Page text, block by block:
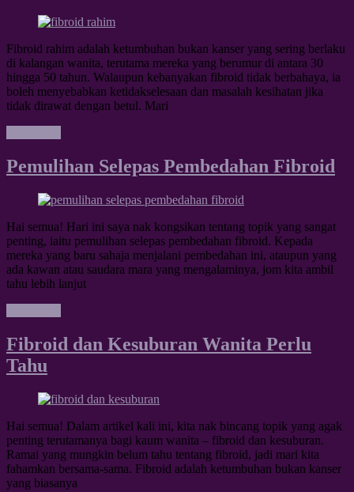
Fibroid rahim adalah ketumbuhan bukan kanser yang sering berlaku
di kalangan wanita, terutama mereka yang berumur di antara 30
hingga 50 tahun. Walaupun kebanyakan fibroid tidak berbahaya, ia
boleh menyebabkan ketidakselesaan dan masalah kesihatan jika
tidak dirawat dengan betul. Mari
Pemulihan Selepas Pembedahan Fibroid
Hai semua! Hari ini saya nak kongsikan tentang topik yang sangat
penting, iaitu pemulihan selepas pembedahan fibroid. Kepada
mereka yang baru sahaja menjalani pembedahan ini, ataupun yang
ada kawan atau saudara mara yang mengalaminya, jom kita ambil
tahu lebih lanjut
Fibroid dan Kesuburan Wanita Perlu
Tahu
Hai semua! Dalam artikel kali ini, kita nak bincang topik yang agak
penting terutamanya bagi kaum wanita – fibroid dan kesuburan.
Ramai yang mungkin belum tahu tentang fibroid, jadi mari kita
fahamkan bersama-sama. Fibroid adalah ketumbuhan bukan kanser
yang biasanya